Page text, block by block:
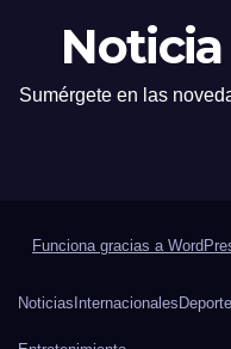
Sumérgete en las
Funciona gracias a
Noticias Internacionales